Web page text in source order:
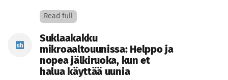
Read full
Suklaakakku
mikroaaltouunissa: Helppo ja
nopea jälkiruoka, kun et
halua käyttää uunia